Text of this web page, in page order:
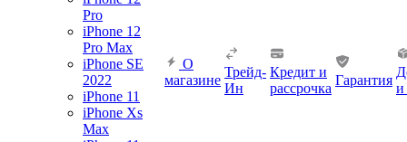
Pro
iPhone 12
Pro Max
iPhone SE
2022
iPhone 11
iPhone Xs
Max
О
магазине
Трейд-
Ин
Кредит и
рассрочка
Гарантия
и